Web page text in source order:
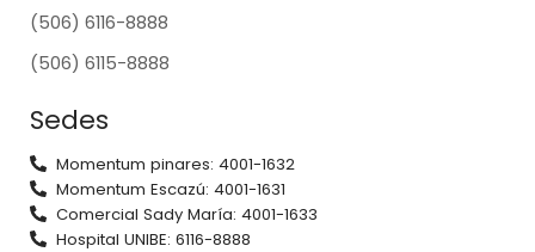
(506) 6116-8888
(506) 6115-8888
Sedes
Momentum pinares: 4001-1632
Momentum Escazú: 4001-1631
Comercial Sady María: 4001-1633
Hospital UNIBE: 6116-8888